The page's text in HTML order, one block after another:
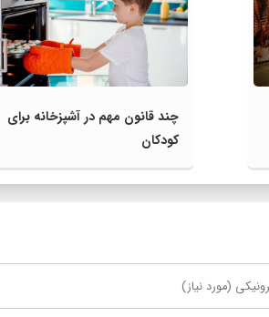
چند قانون مهم در آشپزخانه برای
کودکان